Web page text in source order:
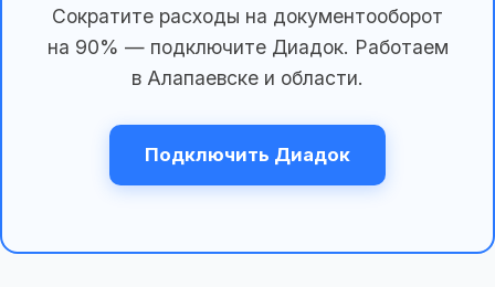
Сократите расходы на документооборот
на 90% — подключите Диадок. Работаем
в Алапаевске и области.
Подключить Диадок